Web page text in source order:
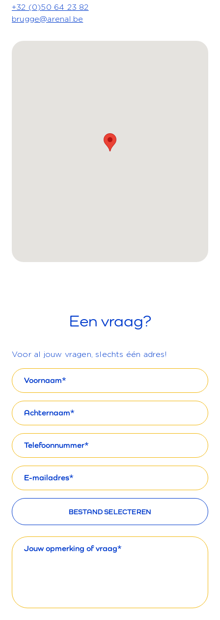
+32 (0)50 64 23 82
brugge@arenal.be
Een vraag?
Voor al jouw vragen, slechts één adres!
Voornaam
Naam
Telefoon
E-
mailadres
Bestanden uploaden
BESTAND SELECTEREN
Bericht